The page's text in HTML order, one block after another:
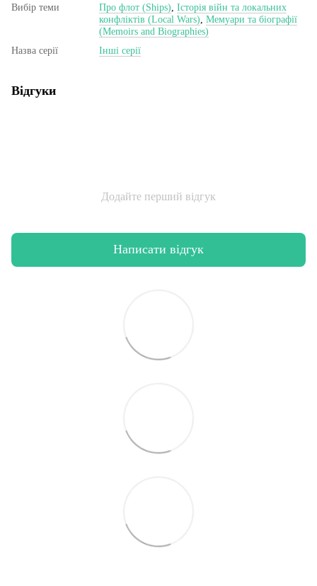
Вибір теми
Про флот (Ships) Історія війн та локальних
конфліктів (Local Wars) Мемуари та біографії
(Memoirs and Biographies)
Назва серії
Інші серії
Відгуки
Додайте перший відгук
Написати відгук